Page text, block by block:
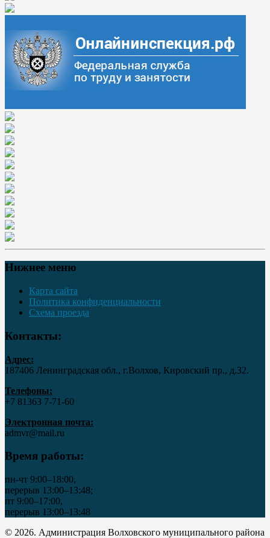
Нижнее меню
Карта сайта
Политика конфиденциальности
Схема проезда
Контакты:
Адрес:
187406 Ленинградская обл., г.Волхов, Кировский пр., д.32.
Телефоны:
+7 81363 7‑71-60
Электронная почта:
admvr@mail.ru
Время работы:
пн-чт 9:00–18:00,
перерыв 13:00–13:48;
пт 9:00–17:00,
перерыв 13:00–13:48
© 2026. Администрация Волховского муниципального района